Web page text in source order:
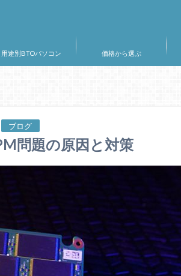
用途別BTOパソコン 価格から選ぶ
ブログ
問題の原因と対策